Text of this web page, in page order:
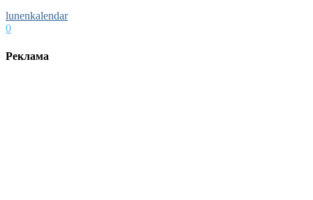
lunenkalendar
0
Реклама